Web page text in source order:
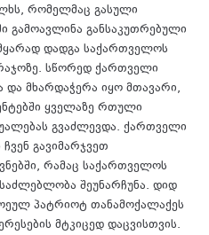
რომელმაც გასული
გამოავლინა განსაკუთრებული
დადგა საქართველოს
სწორედ ქართველი
და მხარდაჭერა იყო მთავარი,
ყველაზე რთული
გვაძლევდა. ქართველი
გავიმარჯვეთ
რამაც საქართველოს
შეუნარჩუნა. დიდ
პატრიოტ თანამოქალაქეს
მტკიცედ დაცვისთვის.